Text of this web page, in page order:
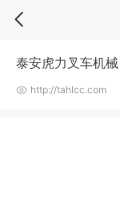
泰安虎力叉车机械
http://tahlcc.com